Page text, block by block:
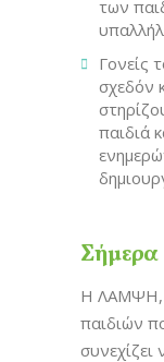
των
Γονείς
σχεδόν
παιδιά
Σήμερα
Η ΛΑΜΨΗ,
παιδιών